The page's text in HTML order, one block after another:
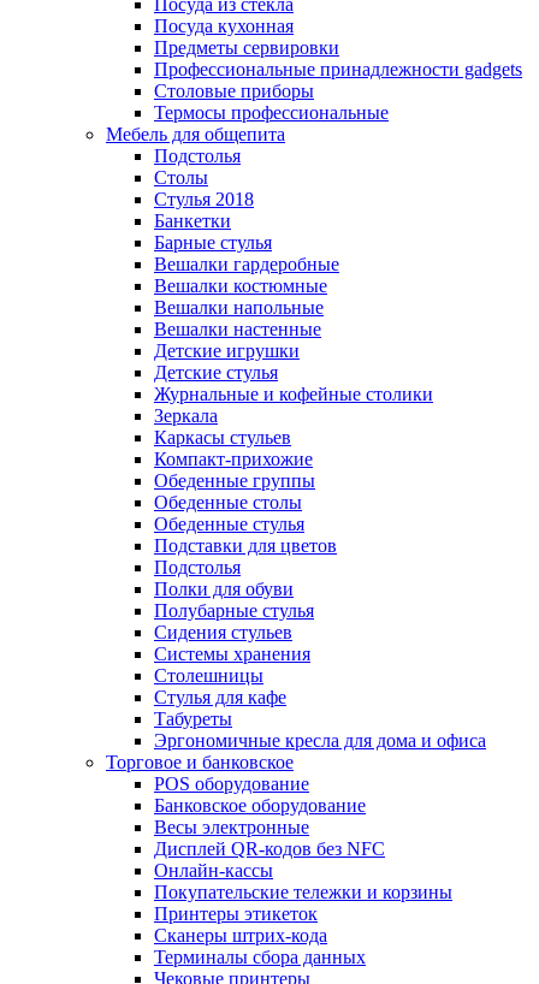
Посуда из стекла
Посуда кухонная
Предметы сервировки
Профессиональные принадлежности gadgets
Столовые приборы
Термосы профессиональные
Мебель для общепита
Подстолья
Столы
Стулья 2018
Банкетки
Барные стулья
Вешалки гардеробные
Вешалки костюмные
Вешалки напольные
Вешалки настенные
Детские игрушки
Детские стулья
Журнальные и кофейные столики
Зеркала
Каркасы стульев
Компакт-прихожие
Обеденные группы
Обеденные столы
Обеденные стулья
Подставки для цветов
Подстолья
Полки для обуви
Полубарные стулья
Сидения стульев
Системы хранения
Столешницы
Стулья для кафе
Табуреты
Эргономичные кресла для дома и офиса
Торговое и банковское
POS оборудование
Банковское оборудование
Весы электронные
Дисплей QR-кодов без NFC
Онлайн-кассы
Покупательские тележки и корзины
Принтеры этикеток
Сканеры штрих-кода
Терминалы сбора данных
Чековые принтеры